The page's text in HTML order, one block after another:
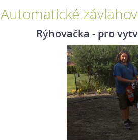
Automatické
Rýhovačka - pro